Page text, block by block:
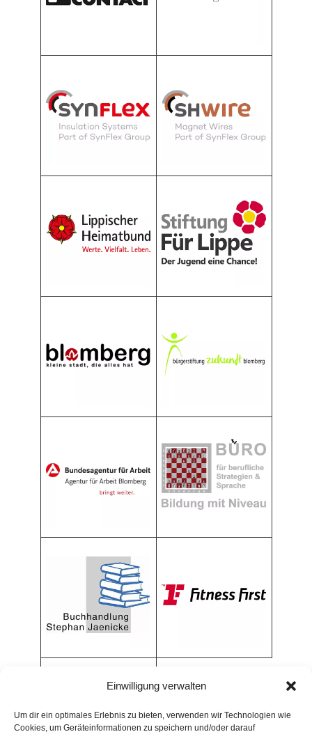
Einwilligung verwalten
Um dir ein optimales Erlebnis zu bieten, verwenden wir Technologien wie
Cookies, um Geräteinformationen zu speichern und/oder darauf